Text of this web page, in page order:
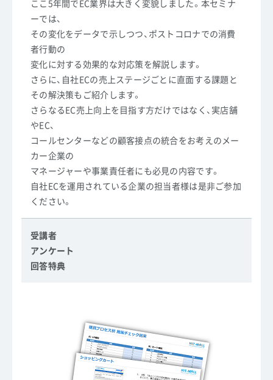
ここ5年間でEC業界は大きく変貌しました。本セミナ
ーでは、
その変化をデータで示しつつ、ポストコロナでの消費
者行動の
変化に対する効果的な対応策を解説します。
さらに、自社ECの売上ステージごとに直面する課題と
その解決策もご紹介します。
さらなるEC売上向上を目指す方だけではなく、実店舗
やEC、
コールセンターなどの顧客接点の統合をお考えのメー
カー企業の
マネージャーや事業責任者にも必見の内容です。
自社ECを運用されている企業の担当者様は是非ご参加
ください。
受講者
アンケート
回答特典